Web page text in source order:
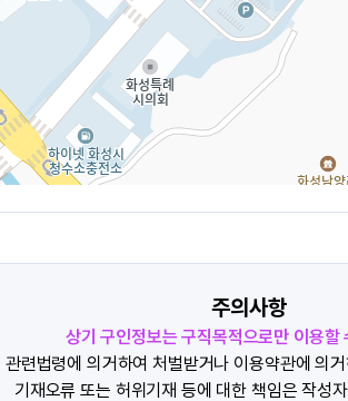
주의사항
상기 구인정보는 구직목적으로만 이용할
관련법령에 의거하여 처벌받거나 이용약관에 의
기재오류 또는 허위기재 등에 대한 책임은 작성